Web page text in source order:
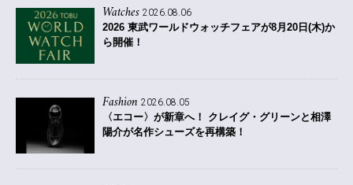
Watches 2026.08.06
2026 東武ワールドウォッチフェアが8月20日(木)か
ら開催！
Fashion 2026.08.05
〈エコー〉が新章へ！ クレイグ・グリーンと相澤
陽介が名作シューズを再構築！